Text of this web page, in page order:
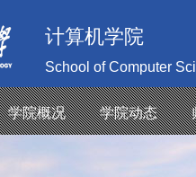
计算机学院
School of Computer
学院概况 学院动态